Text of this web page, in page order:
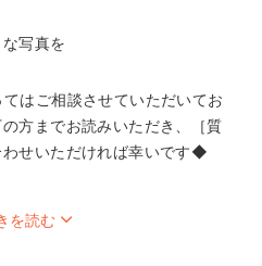
写真を
はご相談させていただいてお
方までお読みいただき、［質
せいただければ幸いです◆
でしょうか？
を読む